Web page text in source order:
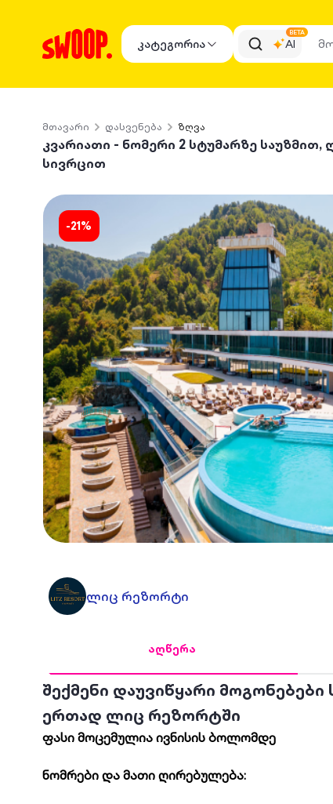
კატეგორია AI
BETA
მთავარი დასვენება ზღვა
კვარიათი - ნომერი 2 სტუმარზე საუზმით,
სივრცით
-21%
ლიც რეზორტი
აღწერა
შექმენი დაუვიწყარი
ერთად ლიც რეზორტში
ფასი მოცემულია ივნისის ბოლომდე
ნომრები და მათი ღირებულება: